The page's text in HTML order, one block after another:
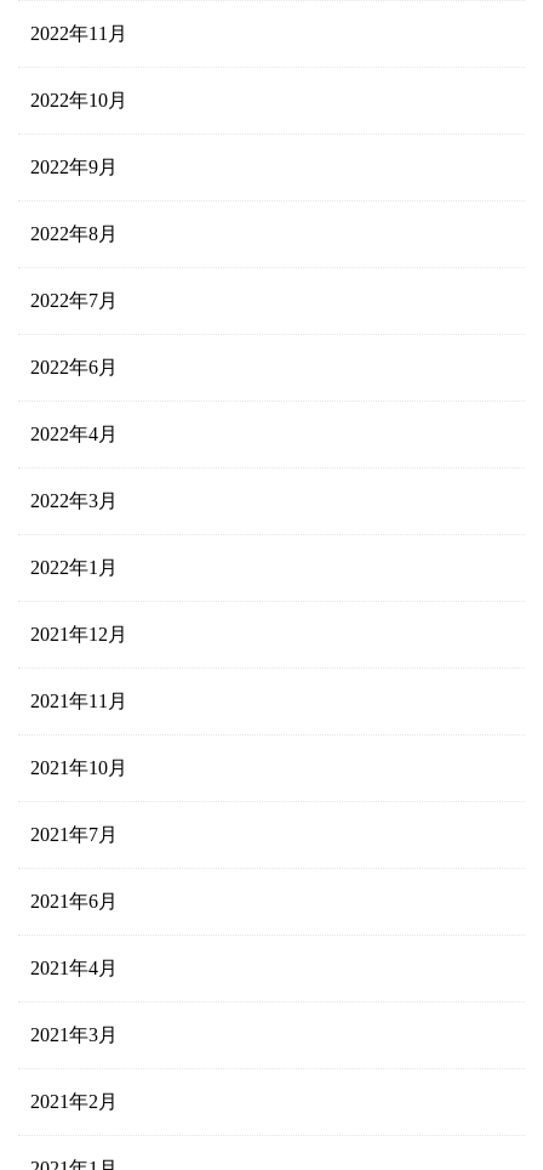
2022年11月
2022年10月
2022年9月
2022年8月
2022年7月
2022年6月
2022年4月
2022年3月
2022年1月
2021年12月
2021年11月
2021年10月
2021年7月
2021年6月
2021年4月
2021年3月
2021年2月